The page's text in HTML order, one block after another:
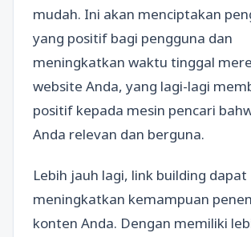
mudah. Ini akan menciptakan
yang positif bagi pengguna dan
meningkatkan waktu tinggal
website Anda, yang lagi-lagi
positif kepada mesin pencari
Anda relevan dan berguna.
Lebih jauh lagi, link building dapat
meningkatkan kemampuan
konten Anda. Dengan memiliki